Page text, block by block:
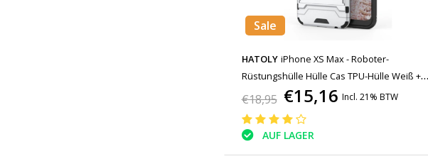
Sale
HATOLY iPhone XS Max - Roboter-
Rüstungshülle Hülle Cas TPU-Hülle Weiß +
Ständer
€18,95 €15,16 Incl. 21% BTW
AUF LAGER